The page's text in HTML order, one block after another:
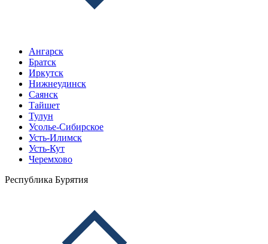
Ангарск
Братск
Иркутск
Нижнеудинск
Саянск
Тайшет
Тулун
Усолье-Сибирское
Усть-Илимск
Усть-Кут
Черемхово
Республика Бурятия